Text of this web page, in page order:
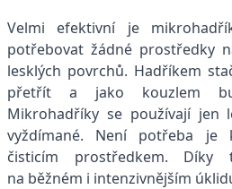
Velmi efektivní je
potřebovat žádné prostředky
lesklých povrchů. Hadříkem
přetřít a jako kouzlem
Mikrohadříky se používají jen
vyždímané. Není potřeba je
čisticím prostředkem. Díky
na běžném i intenzivnějším